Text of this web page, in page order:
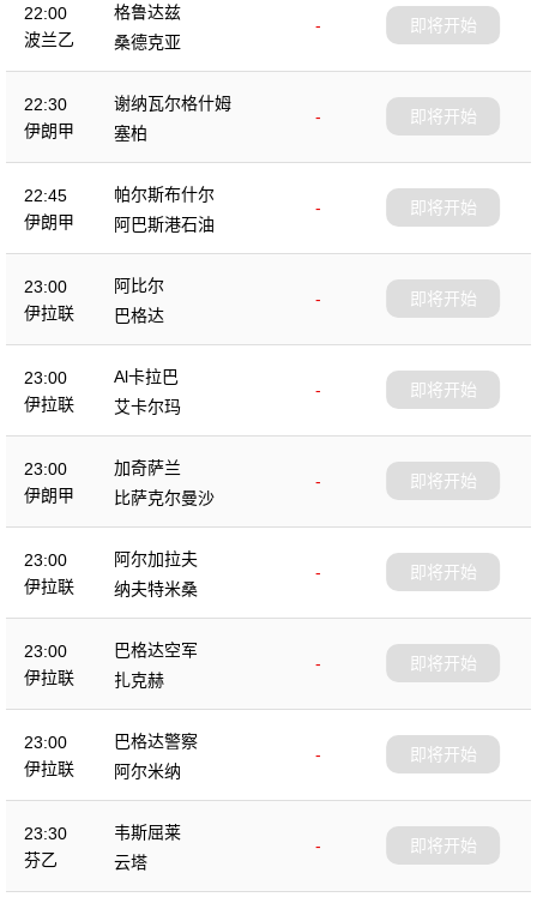
22:00
波兰乙
格鲁达兹
-
桑德克亚
即将开始
22:30
伊朗甲
谢纳瓦尔格什姆
-
塞柏
即将开始
22:45
伊朗甲
帕尔斯布什尔
-
阿巴斯港石油
即将开始
23:00
伊拉联
阿比尔
-
巴格达
即将开始
23:00
伊拉联
Al卡拉巴
-
艾卡尔玛
即将开始
23:00
伊朗甲
加奇萨兰
-
比萨克尔曼沙
即将开始
23:00
伊拉联
阿尔加拉夫
-
纳夫特米桑
即将开始
23:00
伊拉联
巴格达空军
-
扎克赫
即将开始
23:00
伊拉联
巴格达警察
-
阿尔米纳
即将开始
23:30
芬乙
韦斯屈莱
-
云塔
即将开始